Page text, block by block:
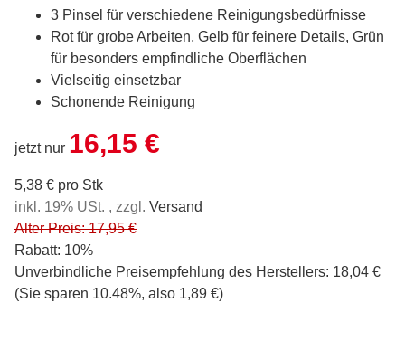
3 Pinsel für verschiedene Reinigungsbedürfnisse
Rot für grobe Arbeiten, Gelb für feinere Details, Grün
für besonders empfindliche Oberflächen
Vielseitig einsetzbar
Schonende Reinigung
jetzt nur 16,15 €
5,38 € pro Stk
inkl. 19% USt. , zzgl. Versand
Alter Preis: 17,95 €
Rabatt: 10%
Unverbindliche Preisempfehlung des Herstellers: 18,04 €
(Sie sparen 10.48%, also 1,89 €)